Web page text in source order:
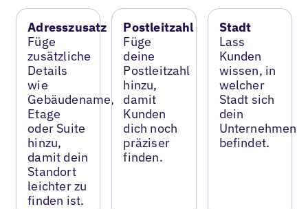
Adresszusatz
Füge
zusätzliche
Details
wie
Gebäudename,
Etage
oder Suite
hinzu,
damit dein
Standort
leichter zu
finden ist.
Postleitzahl
Füge
deine
Postleitzahl
hinzu,
damit
Kunden
dich noch
präziser
finden.
Stadt
Lass
Kunden
wissen, in
welcher
Stadt sich
dein
Unternehmen
befindet.